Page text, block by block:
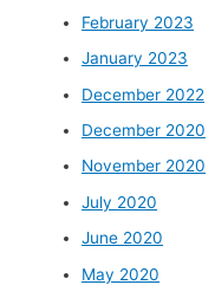
February 2023
January 2023
December 2022
December 2020
November 2020
July 2020
June 2020
May 2020